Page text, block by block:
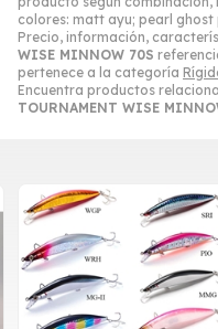
colores: matt ayu; pearl ghost
Precio, información,
WISE MINNOW 70S
pertenece a la categoría
Encuentra productos
TOURNAMENT WISE